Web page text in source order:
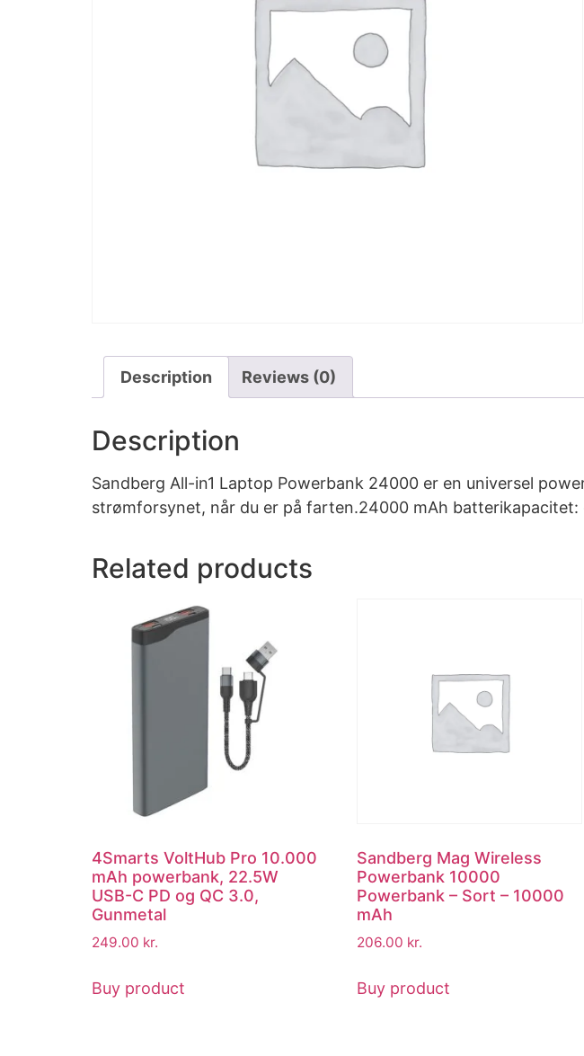
Description Reviews (0)
Description
Sandberg All-in1 Laptop Powerbank 24000 er en universel
strømforsynet, når du er på farten.24000 mAh
Related products
4Smarts VoltHub Pro 10.000
mAh powerbank, 22.5W
USB-C PD og QC 3.0,
Gunmetal
249.00 kr.
Buy product
Sandberg Mag Wireless
Powerbank 10000
Powerbank – Sort – 10000
mAh
206.00 kr.
Buy product